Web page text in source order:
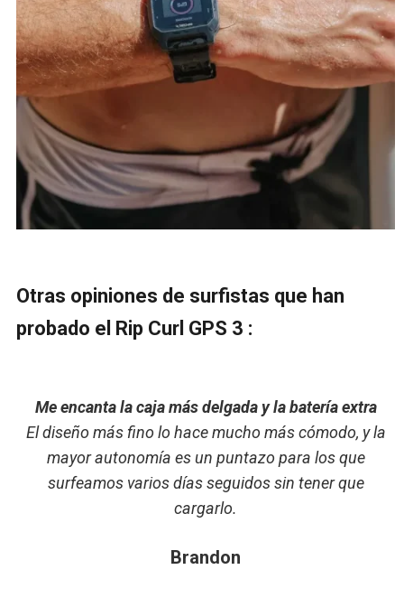
Otras opiniones de surfistas que han
probado el Rip Curl GPS 3 :
Antes usaba el GPS 2 y este es otro nivel. La app
nueva es mucho más completa y el diseño es más
cómodo.
Carlos